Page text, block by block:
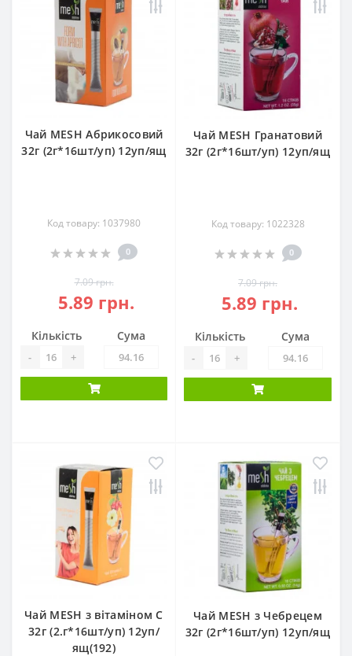
Чай MESH Абрикосовий
32г (2г*16шт/уп) 12уп/ящ
Код товару: 1037980
0
7.09 грн.
5.89 грн.
Кількість
- +
Сума
Чай MESH Гранатовий
32г (2г*16шт/уп) 12уп/ящ
Код товару: 1022328
0
7.09 грн.
5.89 грн.
Кількість
- +
Сума
Чай MESH з вітаміном С
32г (2.г*16шт/уп) 12уп/
ящ(192)
Чай MESH з Чебрецем
32г (2г*16шт/уп) 12уп/ящ